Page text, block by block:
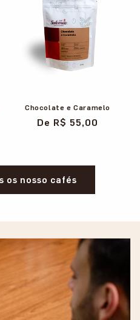
Chocolate e Caramelo
Preço
De R$ 55,00
os nosso cafés